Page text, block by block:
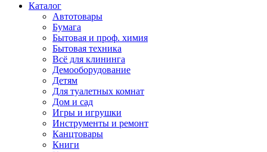
Каталог
Автотовары
Бумага
Бытовая и проф. химия
Бытовая техника
Всё для клининга
Демооборудование
Детям
Для туалетных комнат
Дом и сад
Игры и игрушки
Инструменты и ремонт
Канцтовары
Книги